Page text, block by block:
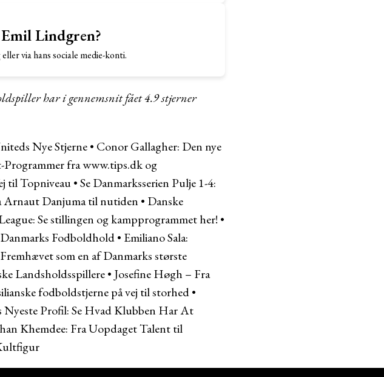
Lindgren?
via hans sociale medie-konti.
har i gennemsnit fået4.9stjerner
Nye Stjerne• Conor Gallagher: Den nye
Programmer fra www.tips.dk og
til Topniveau•Se Danmarksserien Pulje 1-4:
Arnaut Danjuma til nutiden • Danske
Se stillingen og kampprogrammet her! •
Fodboldhold• Emiliano Sala:
som en af Danmarks største
Landsholdsspillere• Josefine Høgh – Fra
fodboldstjerne på vej til storhed•
Nyeste Profil: Se Hvad Klubben Har At
Khemdee: Fra Uopdaget Talent til